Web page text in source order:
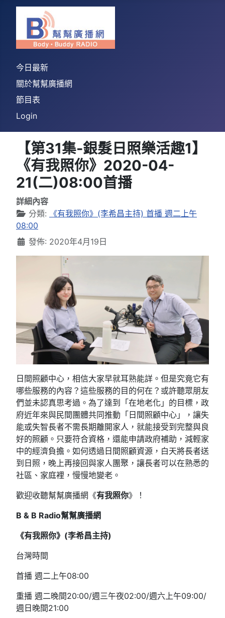
今日最新
關於幫幫廣播網
節目表
Login
【第31集-銀髮日照樂活趣1】
《有我照你》2020-04-
21(二)08:00首播
詳細內容
分類:
《有我照你》(李希昌主持) 首播 週二上午
08:00
發佈: 2020年4月19日
日間照顧中心，相信大家早就耳熟能詳。但是究竟它有
哪些服務的內容？這些服務的目的何在？或許聽眾朋友
們並未認真思考過。為了達到「在地老化」的目標，政
府近年來與民間團體共同推動「日間照顧中心」，讓失
能或失智長者不需長期離開家人，就能接受到完整與良
好的照顧。只要符合資格，還能申請政府補助，減輕家
中的經濟負擔。如何透過日間照顧資源，白天將長者送
到日照，晚上再接回與家人團聚，讓長者可以在熟悉的
社區、家庭裡，慢慢地變老。
歡迎收聽幫幫廣播網《有我照你》！
B & B Radio幫幫廣播網
《有我照你》(李希昌主持)
台灣時間
首播 週二上午08:00
重播 週二晚間20:00/週三午夜02:00/週六上午09:00/
週日晚間21:00